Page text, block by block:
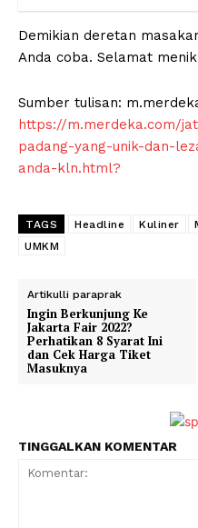
Demikian deretan
Anda coba. Selamat
Sumber tulisan:
https://m.merdeka.com/
padang-yang-unik-dan-
anda-kln.html?
TAGS Headline Kuliner
UMKM
Artikulli paraprak
Ingin Berkunjung Ke
Jakarta Fair 2022?
Perhatikan 8 Syarat Ini
dan Cek Harga Tiket
Masuknya
TINGGALKAN KOMENTAR